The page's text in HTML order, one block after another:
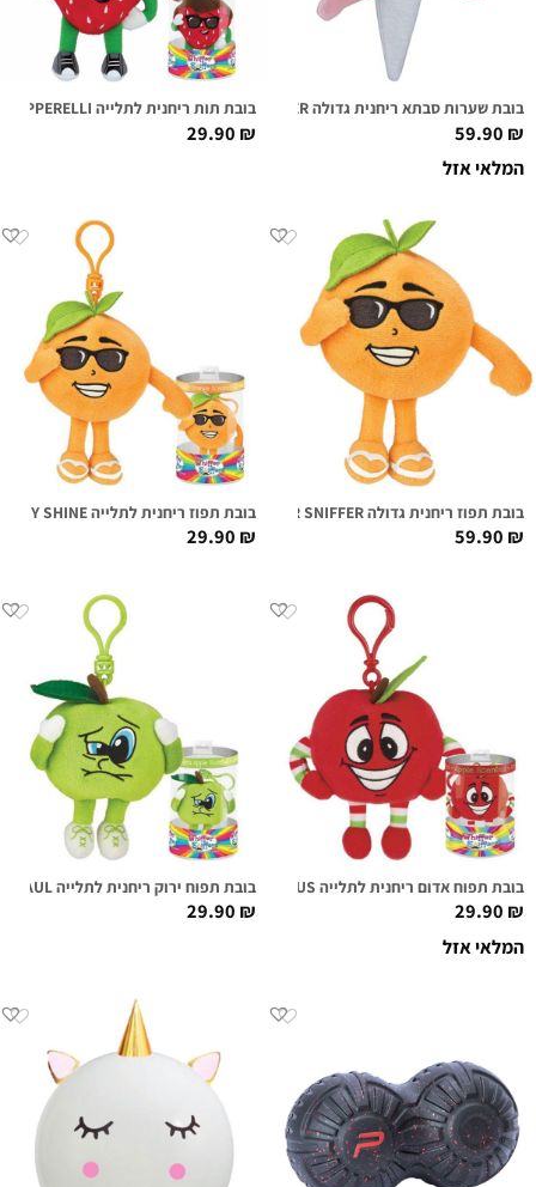
בובת שערות סבתא ריחנית גדולה KATIE COTTON SUPER SNIFFER
59.90₪
המלאי אזל
בובת תות ריחנית לתלייה DANNY DIPPERELLI
29.90₪
בובת תפוז ריחנית גדולה SONNY SHINE SUPER SNIFFER
59.90₪
בובת תפוז ריחנית לתלייה SONNY SHINE
29.90₪
בובת תפוח אדום ריחנית לתלייה REDD DELICIOUS
29.90₪
המלאי אזל
בובת תפוח ירוק ריחנית לתלייה SOUR SAUL
29.90₪